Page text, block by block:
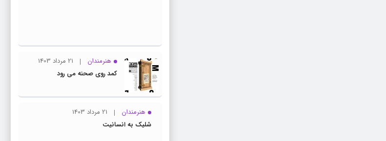
این
هنرمندان
21 مرداد 1403
کمد روی صحنه می رود
هنرمندان
21 مرداد 1403
شلیک به انسانیت